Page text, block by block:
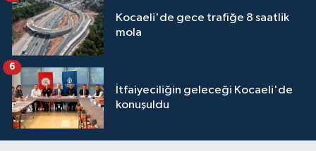
Kocaeli'de gece trafiğe 8 saatlik
mola
İtfaiyeciliğin geleceği Kocaeli'de
konuşuldu
6